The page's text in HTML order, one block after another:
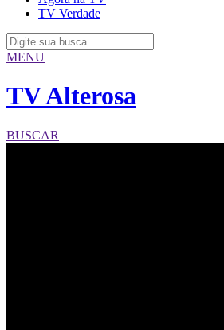
TV Verdade
MENU
TV Alterosa
BUSCAR